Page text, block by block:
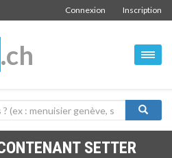
Inscription
Connexion
.ch
SETTER